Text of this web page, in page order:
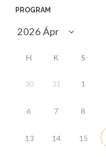
PROGRAM
H K S
30 31 1
6 7 8
13 14 15